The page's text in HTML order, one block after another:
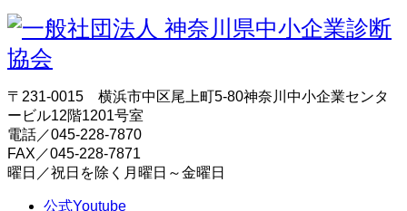
〒231-0015 横浜市中区尾上町5-80神奈川中小企業センタ
ービル12階1201号室
電話／045-228-7870
FAX／045-228-7871
曜日／祝日を除く月曜日～金曜日
公式Youtube